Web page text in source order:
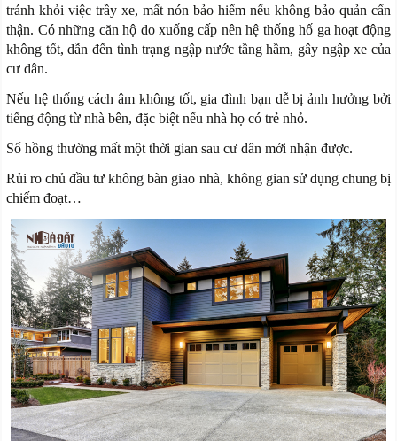
tránh khỏi việc trầy xe, mất nón bảo hiểm nếu không bảo quản cẩn
thận. Có những căn hộ do xuống cấp nên hệ thống hố ga hoạt động
không tốt, dẫn đến tình trạng ngập nước tầng hầm, gây ngập xe của
cư dân.
Nếu hệ thống cách âm không tốt, gia đình bạn dễ bị ảnh hưởng bởi
tiếng động từ nhà bên, đặc biệt nếu nhà họ có trẻ nhỏ.
Sổ hồng thường mất một thời gian sau cư dân mới nhận được.
Rủi ro chủ đầu tư không bàn giao nhà, không gian sử dụng chung bị
chiếm đoạt…